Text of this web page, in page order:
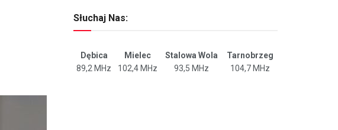
Słuchaj Nas:
Dębica Mielec Stalowa Wola
Tarnobrzeg
89,2 MHz
102,4 MHz 93,5 MHz 104,7 MHz